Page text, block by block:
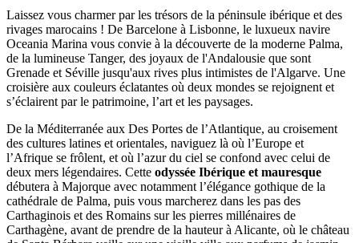
Laissez vous charmer par les trésors de la péninsule ibérique et des
rivages marocains ! De Barcelone à Lisbonne, le luxueux navire
Oceania Marina vous convie à la découverte de la moderne Palma,
de la lumineuse Tanger, des joyaux de l'Andalousie que sont
Grenade et Séville jusqu'aux rives plus intimistes de l'Algarve. Une
croisière aux couleurs éclatantes où deux mondes se rejoignent et
s’éclairent par le patrimoine, l’art et les paysages.
De la Méditerranée aux Des Portes de l’Atlantique, au croisement
des cultures latines et orientales, naviguez là où l’Europe et
l’Afrique se frôlent, et où l’azur du ciel se confond avec celui de
deux mers légendaires. Cette odyssée Ibérique et mauresque
débutera à Majorque avec notamment l’élégance gothique de la
cathédrale de Palma, puis vous marcherez dans les pas des
Carthaginois et des Romains sur les pierres millénaires de
Carthagène, avant de prendre de la hauteur à Alicante, où le château